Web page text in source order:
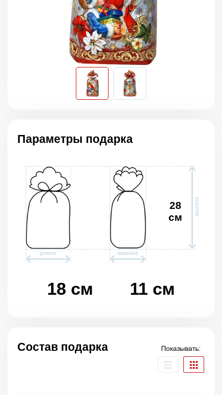
Параметры подарка
18 см 11 см
28
см
Состав подарка Показывать: